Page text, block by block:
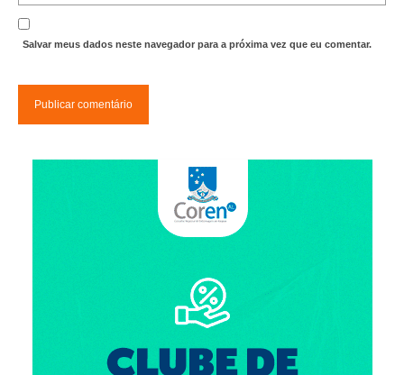
Censura Pública
Suspensão do Exercício Profissional
Para Você
Valores dos serviços
Reserva de auditório
Salvar meus dados neste navegador para a próxima vez que eu comentar.